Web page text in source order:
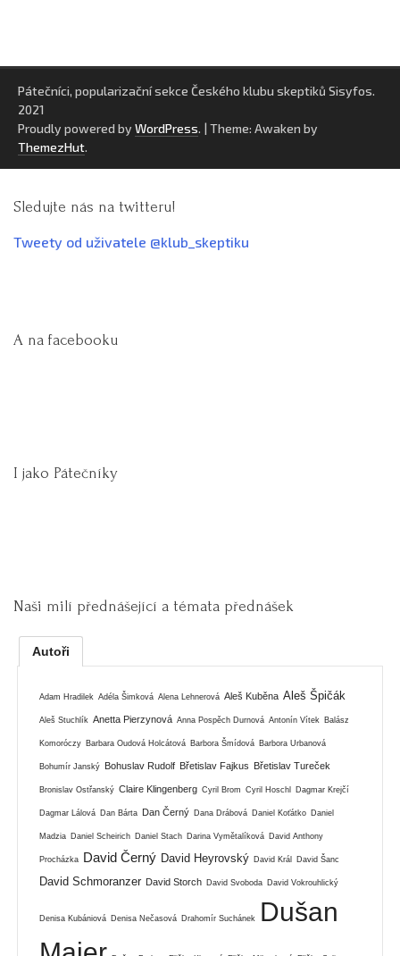
Pátečníci, popularizační sekce Českého klubu skeptiků Sisyfos.
2021
Proudly powered by WordPress. | Theme: Awaken by
ThemezHut.
Sledujte nás na twitteru!
Tweety od uživatele @klub_skeptiku
A na facebooku
I jako Pátečníky
Naši milí přednášející a témata přednášek
Autoři
Adam Hradilek Adéla Šimková Alena Lehnerová Aleš Kuběna Aleš Špičák
Aleš Stuchlík Anetta Pierzynová Anna Pospěch Durnová Antonín Vítek Balász
Komoróczy Barbara Oudová Holcátová Barbora Šmídová Barbora Urbanová
Bohumír Janský Bohuslav Rudolf Břetislav Fajkus Břetislav Tureček
Bronislav Ostřanský Claire Klingenberg Cyril Brom Cyril Hoschl Dagmar Krejčí
Dagmar Lálová Dan Bárta Dan Černý Dana Drábová Daniel Koťátko Daniel
Madzia Daniel Scheirich Daniel Stach Darina Vymětalíková David Anthony
Procházka David Černý David Heyrovský David Král David Šanc
David Schmoranzer David Storch David Svoboda David Vokrouhlický
Denisa Kubániová Denisa Nečasová Drahomír Suchánek
Dušan